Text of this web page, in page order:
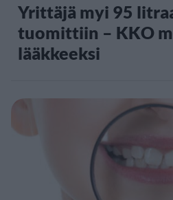
Yrittäjä myi 95
tuomittiin – KKO
lääkkeeksi